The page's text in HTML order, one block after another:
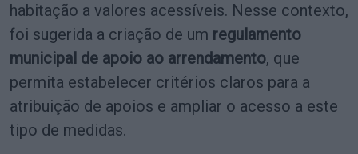
habitação a valores acessíveis. Nesse contexto,
foi sugerida a criação de um regulamento
municipal de apoio ao arrendamento, que
permita estabelecer critérios claros para a
atribuição de apoios e ampliar o acesso a este
tipo de medidas.